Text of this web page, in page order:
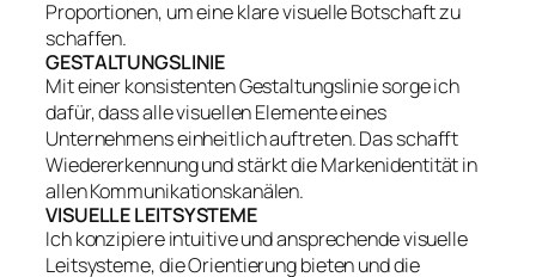
Proportionen, um eine klare visuelle Botschaft zu
schaffen.
GESTALTUNGSLINIE
Mit einer konsistenten Gestaltungslinie sorge ich
dafür, dass alle visuellen Elemente eines
Unternehmens einheitlich auftreten. Das schafft
Wiedererkennung und stärkt die Markenidentität in
allen Kommunikationskanälen.
VISUELLE LEITSYSTEME
Ich konzipiere intuitive und ansprechende visuelle
Leitsysteme, die Orientierung bieten und die